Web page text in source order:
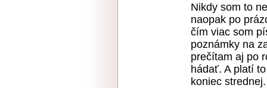
Nikdy som to
naopak po
čím viac som
poznámky na
prečítam aj po
hádať. A platí
koniec strednej.